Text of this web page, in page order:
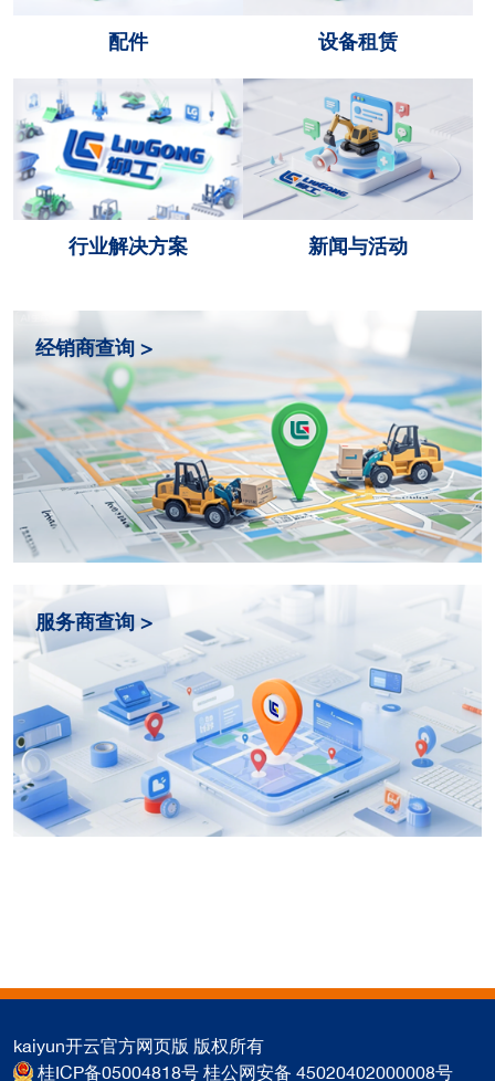
配件 设备租赁
行业解决方案 新闻与活动
经销商查询 >
服务商查询 >
kaiyun开云官方网页版 版权所有
桂ICP备05004818号 桂公网安备 45020402000008号